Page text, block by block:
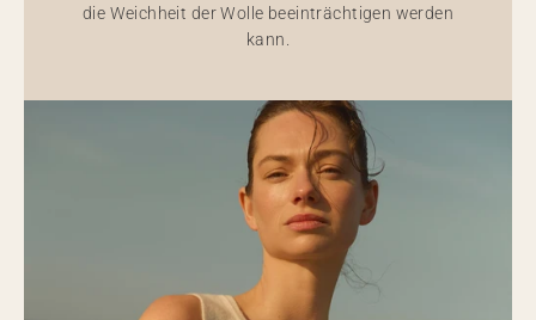
die Weichheit der Wolle beeinträchtigen werden
kann.